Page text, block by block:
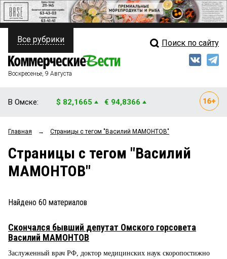
ПОЛИТИКА
ФИНАНСЫ
ОБЩЕСТВО
ЗАКОН
ПРОИСШЕСТВИЯ
СТИЛЬ ЖИЗНИ
Свежий выпуск
Мнения
Рейтинги
Все рубрики Поиск по сайту
Воскресенье, 9 Августа
В Омске: $ 82,1665 € 94,8366
Главная → Страницы c тегом "Василий МАМОНТОВ"
Страницы c тегом "Василий
МАМОНТОВ"
Найдено 60 материалов
Скончался бывший депутат Омского горсовета
Василий МАМОНТОВ
Заслуженный врач РФ, доктор медицинских наук скоропостижно